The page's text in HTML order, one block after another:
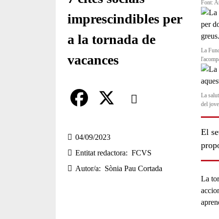
imprescindibles per
a la tornada de
vacances
Comparteix
a
c
e
Compartir en altres xarxes
04/09/2023
Entitat redactora
FCVS
Autor/a
Sònia Pau Cortada
Font:
La
La
del
El
La